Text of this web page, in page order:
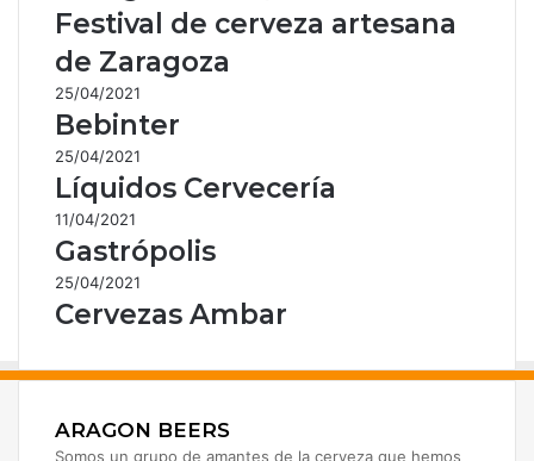
Festival de cerveza artesana
de Zaragoza
25/04/2021
Bebinter
25/04/2021
Líquidos Cervecería
11/04/2021
Gastrópolis
25/04/2021
Cervezas Ambar
ARAGON BEERS
Somos un grupo de amantes de la cerveza que hemos